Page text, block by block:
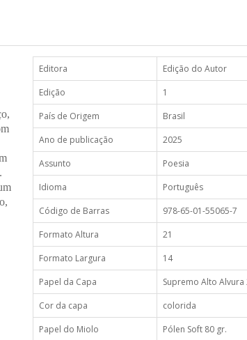
Editora
Edição do Autor
Edição
1
País de Origem
Brasil
Ano de publicação
2025
Assunto
Poesia
Idioma
Português
Código de Barras
978-65-01-55065-7
Formato Altura
21
Formato Largura
14
Papel da Capa
Supremo Alto Alvura
Cor da capa
colorida
Papel do Miolo
Pólen Soft 80 gr.